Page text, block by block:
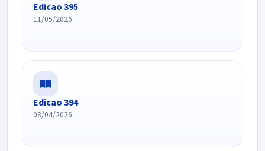
Edicao 395
11/05/2026
Edicao 394
08/04/2026